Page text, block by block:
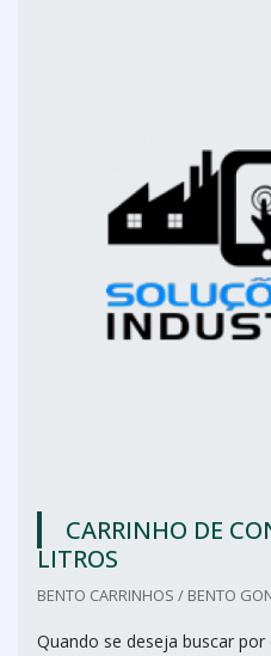
CARRINHO DE
LITROS
BENTO CARRINHOS / BENTO
Quando se deseja buscar